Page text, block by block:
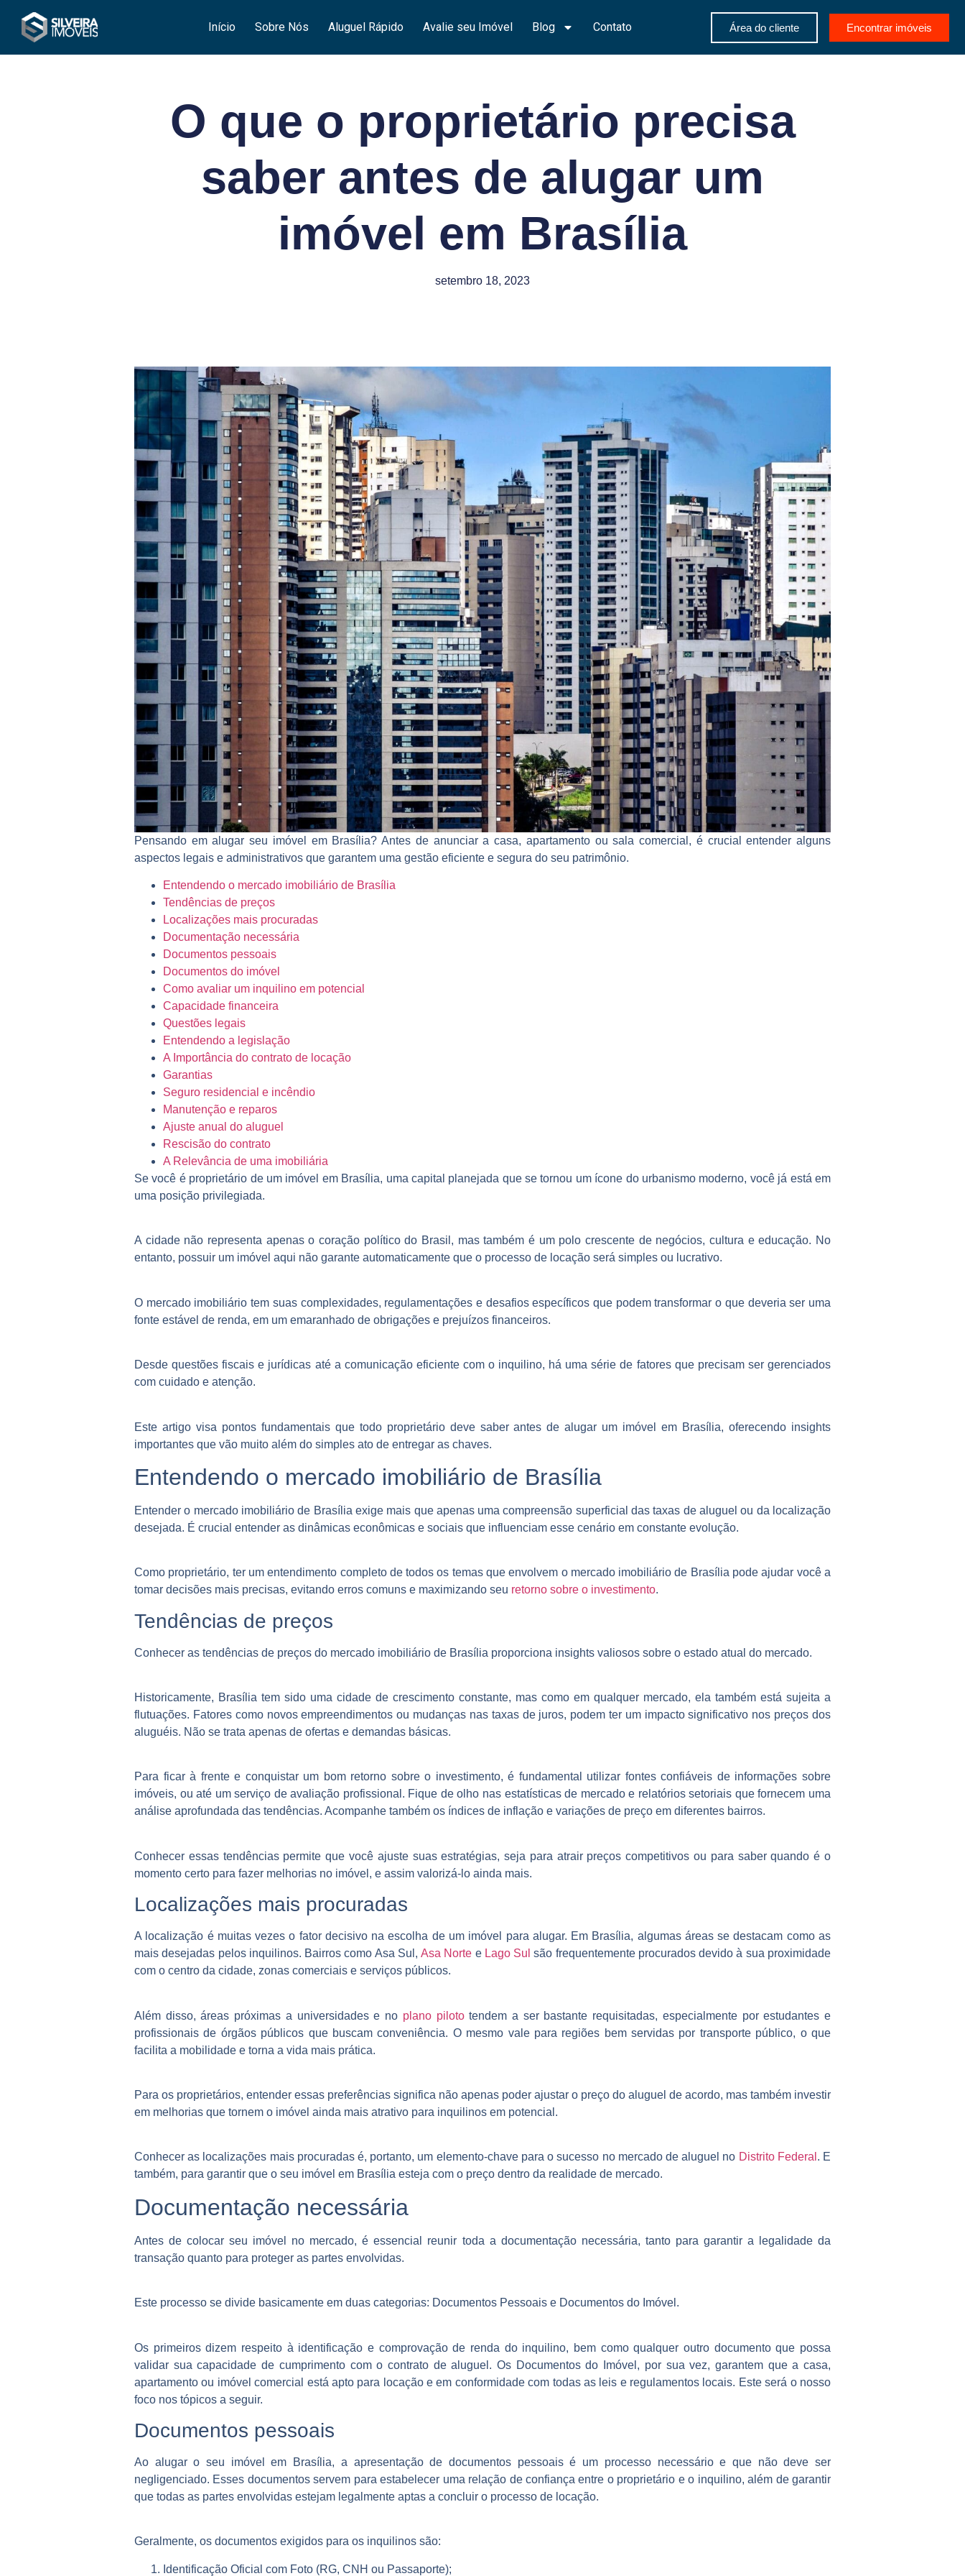
Início Sobre Nós Aluguel Rápido Avalie seu Imóvel Blog Contato Área do cliente Encontrar imóveis
O que o proprietário precisa
saber antes de alugar um
imóvel em Brasília
setembro 18, 2023
Pensando em alugar seu imóvel em Brasília? Antes de anunciar a casa, apartamento ou sala comercial, é crucial entender alguns
aspectos legais e administrativos que garantem uma gestão eficiente e segura do seu patrimônio.
Entendendo o mercado imobiliário de Brasília
Tendências de preços
Localizações mais procuradas
Documentação necessária
Documentos pessoais
Documentos do imóvel
Como avaliar um inquilino em potencial
Capacidade financeira
Questões legais
Entendendo a legislação
A Importância do contrato de locação
Garantias
Seguro residencial e incêndio
Manutenção e reparos
Ajuste anual do aluguel
Rescisão do contrato
A Relevância de uma imobiliária
Se você é proprietário de um imóvel em Brasília, uma capital planejada que se tornou um ícone do urbanismo moderno, você já está em
uma posição privilegiada.
A cidade não representa apenas o coração político do Brasil, mas também é um polo crescente de negócios, cultura e educação. No
entanto, possuir um imóvel aqui não garante automaticamente que o processo de locação será simples ou lucrativo.
O mercado imobiliário tem suas complexidades, regulamentações e desafios específicos que podem transformar o que deveria ser uma
fonte estável de renda, em um emaranhado de obrigações e prejuízos financeiros.
Desde questões fiscais e jurídicas até a comunicação eficiente com o inquilino, há uma série de fatores que precisam ser gerenciados
com cuidado e atenção.
Este artigo visa pontos fundamentais que todo proprietário deve saber antes de alugar um imóvel em Brasília, oferecendo insights
importantes que vão muito além do simples ato de entregar as chaves.
Entendendo o mercado imobiliário de Brasília
Entender o mercado imobiliário de Brasília exige mais que apenas uma compreensão superficial das taxas de aluguel ou da localização
desejada. É crucial entender as dinâmicas econômicas e sociais que influenciam esse cenário em constante evolução.
Como proprietário, ter um entendimento completo de todos os temas que envolvem o mercado imobiliário de Brasília pode ajudar você a
tomar decisões mais precisas, evitando erros comuns e maximizando seu retorno sobre o investimento.
Tendências de preços
Conhecer as tendências de preços do mercado imobiliário de Brasília proporciona insights valiosos sobre o estado atual do mercado.
Historicamente, Brasília tem sido uma cidade de crescimento constante, mas como em qualquer mercado, ela também está sujeita a
flutuações. Fatores como novos empreendimentos ou mudanças nas taxas de juros, podem ter um impacto significativo nos preços dos
aluguéis. Não se trata apenas de ofertas e demandas básicas.
Para ficar à frente e conquistar um bom retorno sobre o investimento, é fundamental utilizar fontes confiáveis ​​de informações sobre
imóveis, ou até um serviço de avaliação profissional. Fique de olho nas estatísticas de mercado e relatórios setoriais que fornecem uma
análise aprofundada das tendências. Acompanhe também os índices de inflação e variações de preço em diferentes bairros.
Conhecer essas tendências permite que você ajuste suas estratégias, seja para atrair preços competitivos ou para saber quando é o
momento certo para fazer melhorias no imóvel, e assim valorizá-lo ainda mais.
Localizações mais procuradas
A localização é muitas vezes o fator decisivo na escolha de um imóvel para alugar. Em Brasília, algumas áreas se destacam como as
mais desejadas pelos inquilinos. Bairros como Asa Sul,Asa Norte e Lago Sul são frequentemente procurados devido à sua proximidade
com o centro da cidade, zonas comerciais e serviços públicos.
Além disso, áreas próximas a universidades e no plano pilototendem a ser bastante requisitadas, especialmente por estudantes e
profissionais de órgãos públicos que buscam conveniência. O mesmo vale para regiões bem servidas por transporte público, o que
facilita a mobilidade e torna a vida mais prática.
Para os proprietários, entender essas preferências significa não apenas poder ajustar o preço do aluguel de acordo, mas também investir
em melhorias que tornem o imóvel ainda mais atrativo para inquilinos em potencial.
Conhecer as localizações mais procuradas é, portanto, um elemento-chave para o sucesso no mercado de aluguel no Distrito Federal . E
também, para garantir que o seu imóvel em Brasília esteja com o preço dentro da realidade de mercado.
Documentação necessária
Antes de colocar seu imóvel no mercado, é essencial reunir toda a documentação necessária, tanto para garantir a legalidade da
transação quanto para proteger as partes envolvidas.
Este processo se divide basicamente em duas categorias: Documentos Pessoais e Documentos do Imóvel.
Os primeiros dizem respeito à identificação e comprovação de renda do inquilino, bem como qualquer outro documento que possa
validar sua capacidade de cumprimento com o contrato de aluguel. Os Documentos do Imóvel, por sua vez, garantem que a casa,
apartamento ou imóvel comercial está apto para locação e em conformidade com todas as leis e regulamentos locais. Este será o nosso
foco nos tópicos a seguir.
Documentos pessoais
Ao alugar o seu imóvel em Brasília, a apresentação de documentos pessoais é um processo necessário e que não deve ser
negligenciado. Esses documentos servem para estabelecer uma relação de confiança entre o proprietário e o inquilino, além de garantir
que todas as partes envolvidas estejam legalmente aptas a concluir o processo de locação.
Geralmente, os documentos exigidos para os inquilinos são:
Identificação Oficial com Foto (RG, CNH ou Passaporte);